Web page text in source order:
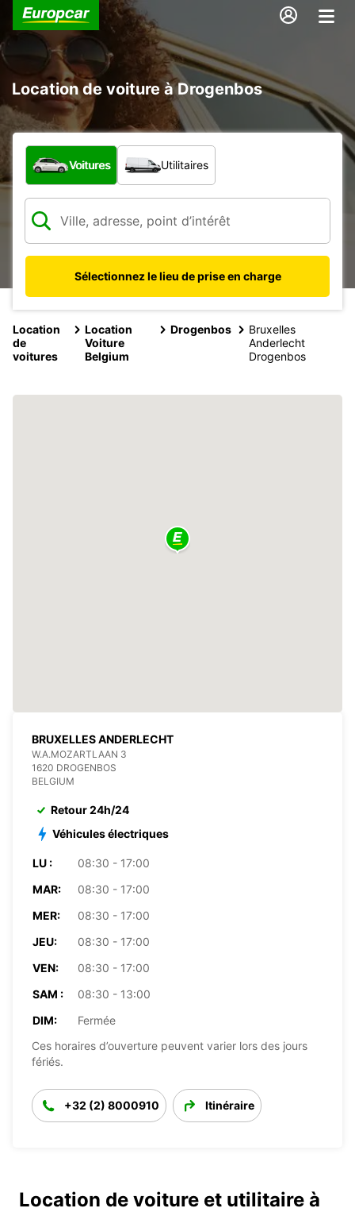
Location de voiture à Drogenbos
Quel type de véhicule ?
Voitures Utilitaires
Sélectionnez le lieu de prise en charge
Location
de
voitures
Location
Voiture
Belgium
Drogenbos
Bruxelles
Anderlecht
Drogenbos
BRUXELLES ANDERLECHT
W.A.MOZARTLAAN 3
1620 DROGENBOS
BELGIUM
Retour 24h/24
Véhicules électriques
LU :
08:30 - 17:00
MAR:
08:30 - 17:00
MER:
08:30 - 17:00
JEU:
08:30 - 17:00
VEN:
08:30 - 17:00
SAM :
08:30 - 13:00
DIM:
Fermée
Ces horaires d’ouverture peuvent varier lors des jours
fériés.
+32 (2) 8000910 Itinéraire
Location de voiture et utilitaire à